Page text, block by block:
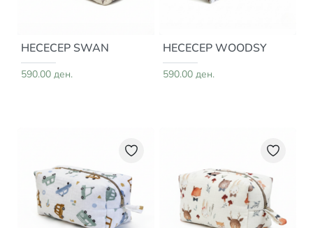
НЕСЕСЕР SWAN
590.00 ден.
НЕСЕСЕР WOODSY
590.00 ден.